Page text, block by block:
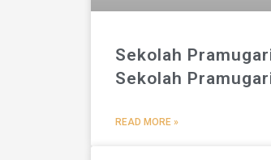
Sekolah
Sekolah
READ MORE »